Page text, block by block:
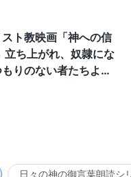
スト教映画「神への信
立ち上がれ、奴隷にな
りのない者たちよ」
日々の神の御言葉朗読シ